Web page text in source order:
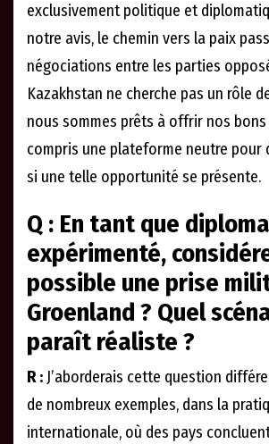
exclusivement politique et
notre avis, le chemin vers la paix
négociations entre les parties
Kazakhstan ne cherche pas un rôle
nous sommes prêts à offrir nos
compris une plateforme neutre pour
si une telle opportunité se présente.
Q : En tant que
expérimenté,
possible une prise
Groenland ? Quel
paraît réaliste ?
R : J’aborderais cette question
de nombreux exemples, dans la
internationale, où des pays